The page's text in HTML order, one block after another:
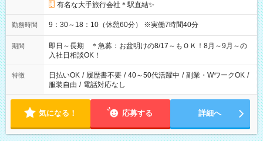
有名な大手旅行会社＊駅直結✨
勤務時間 9：30～18：10（休憩60分） ※実働7時間40分
期間
即日～長期 ＊急募：お盆明けの8/17～もＯＫ！8月～9月～の
入社日相談OK！
特徴 日払いOK / 履歴書不要 / 40～50代活躍中 / 副業・WワークOK /
服装自由 / 電話対応なし
気になる！ 応募する 詳細へ